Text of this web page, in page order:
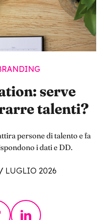
serve
talenti?
persone di talento e fa
i dati e DD.
/ LUGLIO 2026